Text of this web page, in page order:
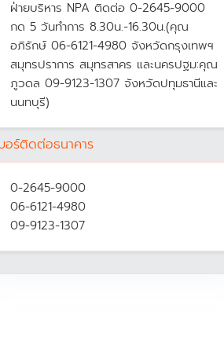
ฝ่ายบริหาร NPA ติดต่อ 0-2645-9000
กด 5 วันทำการ 8.30น.-16.30น.(คุณ
อภิรักษ์ 06-6121-4980 จังหวัดกรุงเทพฯ
สมุทรปราการ สมุทรสาคร และนครปฐม:คุณ
ภูวดล 09-9123-1307 จังหวัดปทุมธานีและ
นนทบุรี)
อร์ติดต่อธนาคาร
0-2645-9000
06-6121-4980
09-9123-1307